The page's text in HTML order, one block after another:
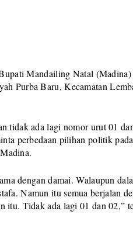
Mandailing Natal
Purba Baru, Kecamatan
tidak ada lagi nomor urut 01
perbedaan pilihan politik
dengan damai. Walaupun
Namun itu semua berjalan
itu. Tidak ada lagi 01 dan 02,”